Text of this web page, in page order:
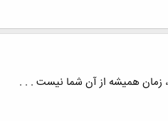
زمان همیشه از آن شما نیست . . .